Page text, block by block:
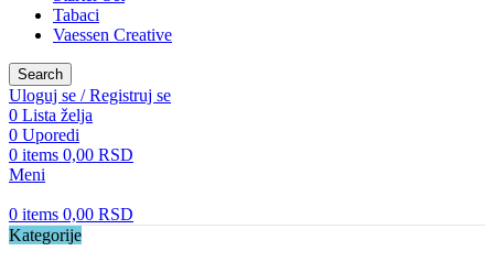
Tabaci
Vaessen Creative
Search
Uloguj se / Registruj se
0 Lista želja
0 Uporedi
0 items 0,00 RSD
Meni
0 items 0,00 RSD
Kategorije